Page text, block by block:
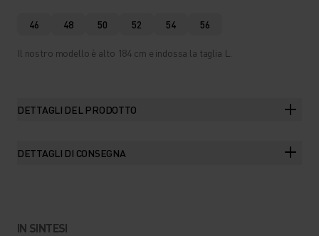
46 48 50 52 54 56
Il nostro modello è alto 184 cm e indossa la taglia L.
DETTAGLI DEL PRODOTTO
DETTAGLI DI CONSEGNA
IN SINTESI